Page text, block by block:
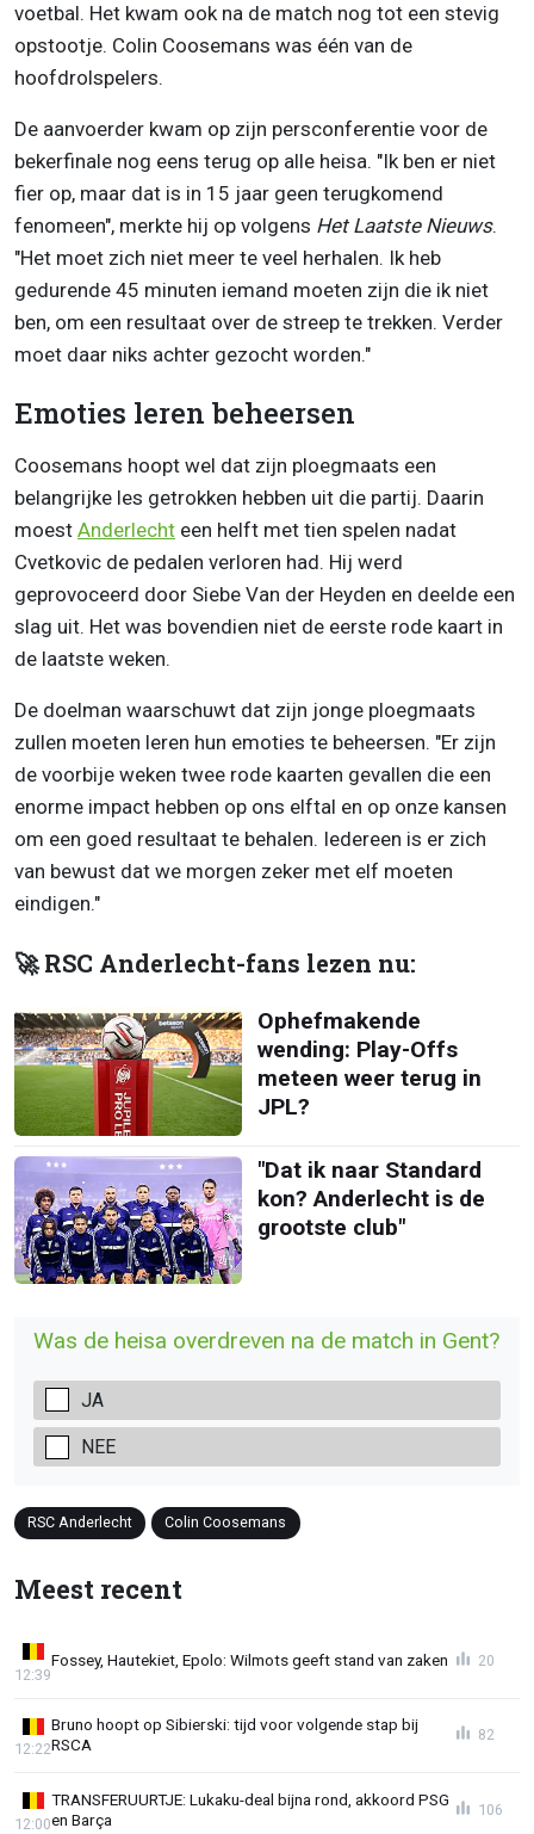
voetbal. Het kwam ook na de match nog tot een stevig
opstootje. Colin Coosemans was één van de
hoofdrolspelers.
De aanvoerder kwam op zijn persconferentie voor de
bekerfinale nog eens terug op alle heisa. "Ik ben er niet
fier op, maar dat is in 15 jaar geen terugkomend
fenomeen", merkte hij op volgens Het Laatste Nieuws.
"Het moet zich niet meer te veel herhalen. Ik heb
gedurende 45 minuten iemand moeten zijn die ik niet
ben, om een resultaat over de streep te trekken. Verder
moet daar niks achter gezocht worden."
Emoties leren beheersen
Coosemans hoopt wel dat zijn ploegmaats een
belangrijke les getrokken hebben uit die partij. Daarin
moest Anderlecht een helft met tien spelen nadat
Cvetkovic de pedalen verloren had. Hij werd
geprovoceerd door Siebe Van der Heyden en deelde een
slag uit. Het was bovendien niet de eerste rode kaart in
de laatste weken.
De doelman waarschuwt dat zijn jonge ploegmaats
zullen moeten leren hun emoties te beheersen. "Er zijn
de voorbije weken twee rode kaarten gevallen die een
enorme impact hebben op ons elftal en op onze kansen
om een goed resultaat te behalen. Iedereen is er zich
van bewust dat we morgen zeker met elf moeten
eindigen."
🚀 RSC Anderlecht-fans lezen nu:
Ophefmakende
wending: Play-Offs
meteen weer terug in
JPL?
"Dat ik naar Standard
kon? Anderlecht is de
grootste club"
Was de heisa overdreven na de match in Gent?
JA
NEE
RSC Anderlecht Colin Coosemans
Meest recent
Fossey, Hautekiet, Epolo: Wilmots geeft stand van zaken
12:39
20
Bruno hoopt op Sibierski: tijd voor volgende stap bij
RSCA
12:22
82
TRANSFERUURTJE: Lukaku-deal bijna rond, akkoord PSG
en Barça
12:00
106